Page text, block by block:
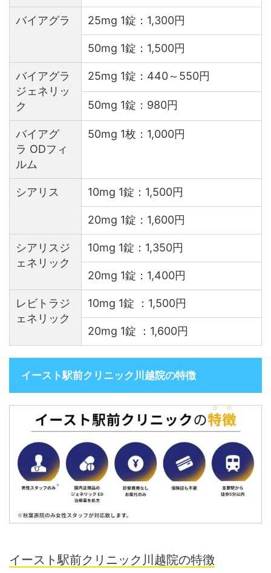
バイアグラ 25mg 1錠：1,300円
50mg 1錠：1,500円
バイアグラ
ジェネリッ
ク
25mg 1錠：440～550円
50mg 1錠：980円
バイアグ
ラ ODフィ
ルム
50mg 1枚：1,000円
シアリス 10mg 1錠：1,500円
20mg 1錠：1,600円
シアリスジ
ェネリック
10mg 1錠：1,350円
20mg 1錠：1,400円
レビトラジ
ェネリック
10mg 1錠 ：1,500円
20mg 1錠 ：1,600円
イースト駅前クリニック川越院の特徴
イースト駅前クリニック川越院の特徴